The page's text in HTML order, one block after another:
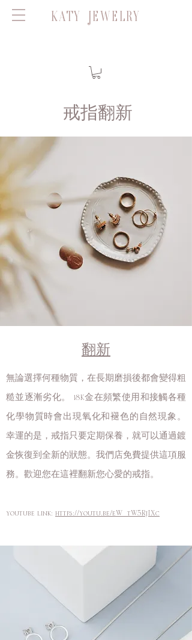
KATY JEWELRY
戒指翻新
翻新
無論選擇何種物質，在長期磨損後都會變得粗
糙並逐漸劣化。 18K金在頻繁使用和接觸各種
化學物質時會出現氧化和褪色的自然現象。
幸運的是，戒指只要定期保養，就可以通過鍍
金恢復到全新的狀態。我們店免費提供這項服
務。歡迎您在這裡翻新您心愛的戒指。
youtube link: https://youtu.be/eW_tW5RjIXc